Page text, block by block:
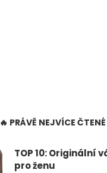
🔥 PRÁVĚ NEJVÍCE ČTENÉ
TOP 10: Originální
pro ženu